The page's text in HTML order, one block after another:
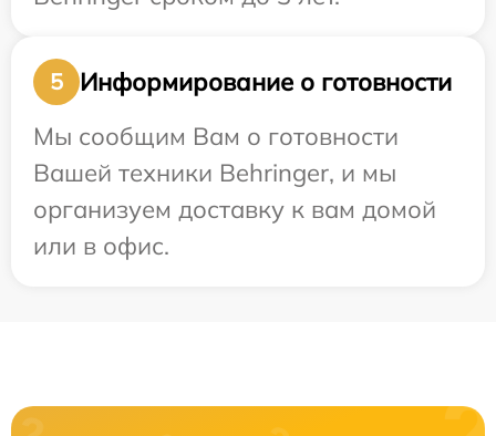
5
Информирование о готовности
Мы сообщим Вам о готовности
Вашей техники Behringer, и мы
организуем доставку к вам домой
или в офис.